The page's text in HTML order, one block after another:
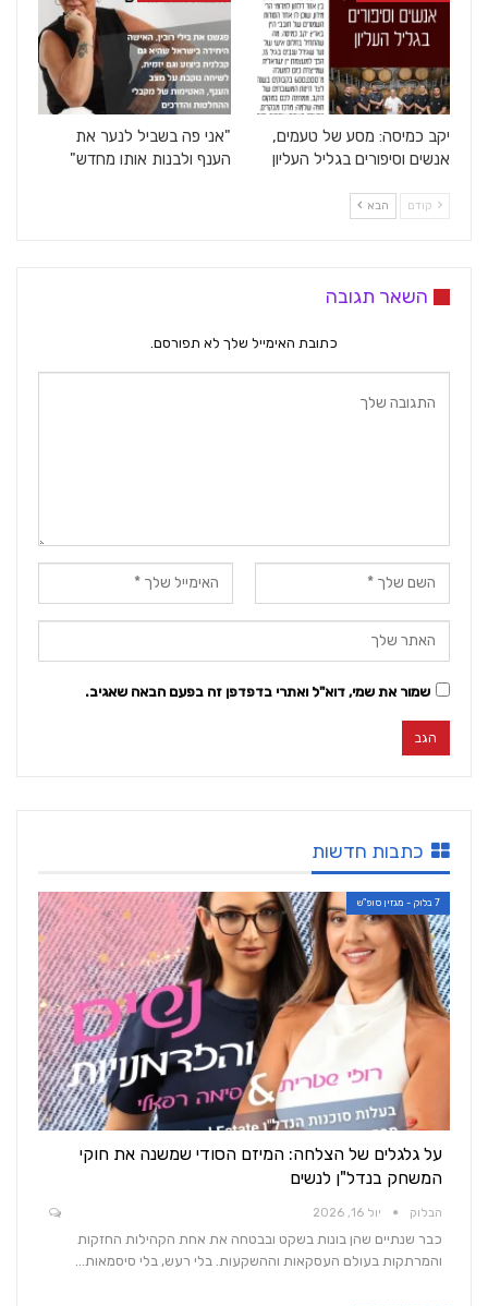
יקב כמיסה: מסע של טעמים,
אנשים וסיפורים בגליל העליון
"אני פה בשביל לנער את
הענף ולבנות אותו מחדש"
קודם הבא
השאר תגובה
כתובת האימייל שלך לא תפורסם.
שמור את שמי, דוא"ל ואתרי בדפדפן זה בפעם הבאה שאגיב.
כתבות חדשות
7 בלוק - מגזין סופ"ש
על גלגלים של הצלחה: המיזם הסודי שמשנה את חוקי
המשחק בנדל"ן לנשים
הבלוק יול 16, 2026
כבר שנתיים שהן בונות בשקט ובבטחה את אחת הקהילות החזקות
והמרתקות בעולם העסקאות וההשקעות. בלי רעש, בלי סיסמאות…